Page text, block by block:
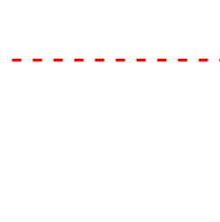
- - - - - - - - -